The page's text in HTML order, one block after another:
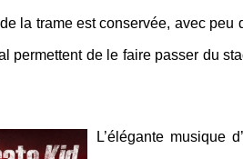
la trame est conservée, avec
permettent de le faire passer du
L’élégante musique